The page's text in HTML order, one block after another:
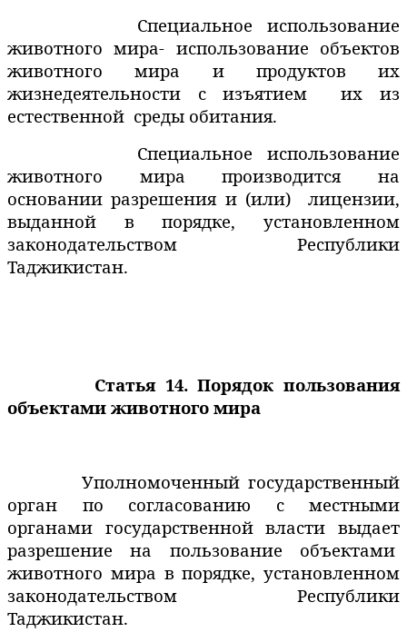
Специальное использование
животного мира- использование объектов
животного мира и продуктов их
жизнедеятельности с изъятием
их из
естественной среды обитания.
Специальное использование
животного мира производится на
основании разрешения и (или)
лицензии,
выданной в порядке, установленном
законодательством Республики
Таджикистан.
Статья 14. Порядок пользования
объектами животного мира
Уполномоченный государственный
орган по согласованию с местными
органами государственной власти выдает
разрешение на пользование объектами
животного мира в порядке, установленном
законодательством Республики
Таджикистан.